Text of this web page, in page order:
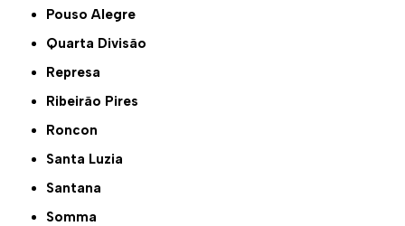
Pouso Alegre
Quarta Divisão
Represa
Ribeirão Pires
Roncon
Santa Luzia
Santana
Somma